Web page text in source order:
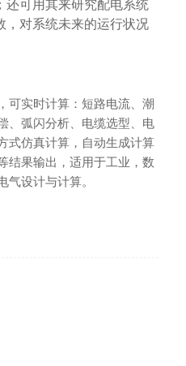
可用其来研究配电系统
，对系统未来的运行状况
可实时计算：短路电流、潮
、弧闪分析、电缆选型、电
式仿真计算，自动生成计算
结果输出，适用于工业，数
设计与计算。